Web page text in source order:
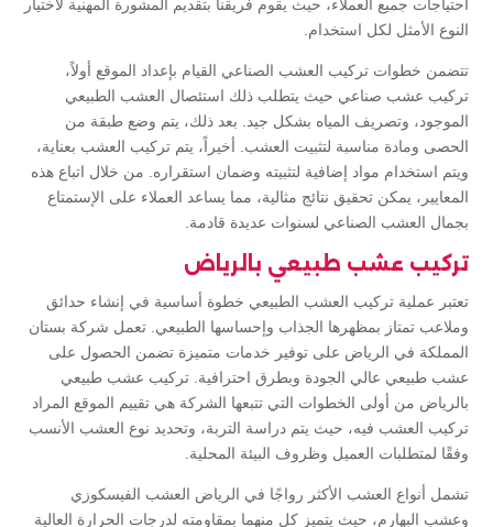
احتياجات جميع العملاء، حيث يقوم فريقنا بتقديم المشورة المهنية لاختيار
النوع الأمثل لكل استخدام.
تتضمن خطوات تركيب العشب الصناعي القيام بإعداد الموقع أولاً،
تركيب عشب صناعي حيث يتطلب ذلك استئصال العشب الطبيعي
الموجود، وتصريف المياه بشكل جيد. بعد ذلك، يتم وضع طبقة من
الحصى ومادة مناسبة لتثبيت العشب. أخيراً، يتم تركيب العشب بعناية،
ويتم استخدام مواد إضافية لتثبيته وضمان استقراره. من خلال اتباع هذه
المعايير، يمكن تحقيق نتائج مثالية، مما يساعد العملاء على الإستمتاع
بجمال العشب الصناعي لسنوات عديدة قادمة.
تركيب عشب طبيعي بالرياض
تعتبر عملية تركيب العشب الطبيعي خطوة أساسية في إنشاء حدائق
وملاعب تمتاز بمظهرها الجذاب وإحساسها الطبيعي. تعمل شركة بستان
المملكة في الرياض على توفير خدمات متميزة تضمن الحصول على
عشب طبيعي عالي الجودة وبطرق احترافية. تركيب عشب طبيعي
بالرياض من أولى الخطوات التي تتبعها الشركة هي تقييم الموقع المراد
تركيب العشب فيه، حيث يتم دراسة التربة، وتحديد نوع العشب الأنسب
وفقًا لمتطلبات العميل وظروف البيئة المحلية.
تشمل أنواع العشب الأكثر رواجًا في الرياض العشب الفيسكوزي
وعشب البهارم، حيث يتميز كل منهما بمقاومته لدرجات الحرارة العالية